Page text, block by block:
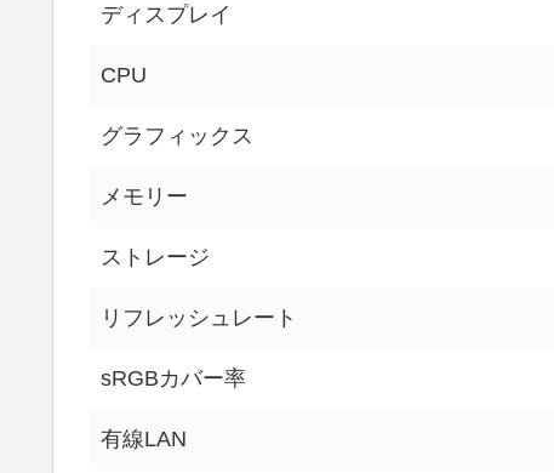
ディスプレイ
CPU
グラフィックス
メモリー
ストレージ
リフレッシュレート
sRGBカバー率
有線LAN